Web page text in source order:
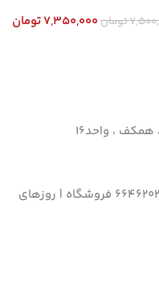
تومان7,350,000تومان
همکف ، واحد16
پاسخگویی از ساعت 11 الی 20 - تلفن 66462024 فروشگاه | روزهای